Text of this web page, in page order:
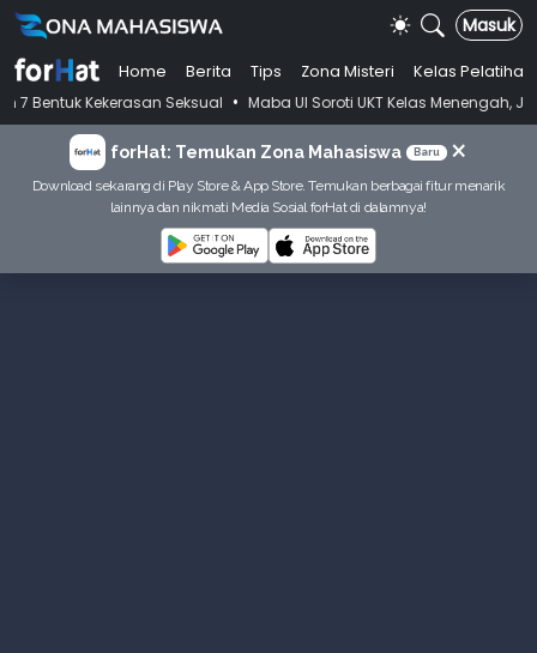
Masuk
Home Berita Tips Zona Misteri
Kelas Pelatihan
Seksual • Maba UI Soroti UKT Kelas Menengah, Jawaban Bima
forHat: Temukan Zona Mahasiswa Baru ×
Download sekarang di Play Store & App Store. Temukan berbagai fitur menarik
lainnya dan nikmati Media Sosial forHat di dalamnya!